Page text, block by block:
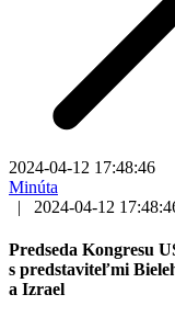
2024-04-12 17:48:46
Minúta
|
2024-04-12
Predseda Kongresu
s predstaviteľmi
a Izrael